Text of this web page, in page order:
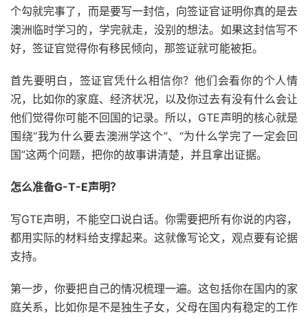
个勾就完事了，而是要写一封信，向签证官证明你真的是去
澳洲临时学习的，学完就走，没别的想法。如果这封信写不
好，签证官觉得你有移民倾向，那签证就可能被拒。
首先要明白，签证官凭什么相信你？他们会看你的个人情
况，比如你的家庭、经济状况，以及你过去有没有什么会让
他们觉得你可能不回国的记录。所以，GTE声明的核心就是
围绕“我为什么要去澳洲学这个”、“为什么学完了一定会回
国”这两个问题，把你的故事讲清楚，并且拿出证据。
怎么准备G-T-E声明？
写GTE声明，不能空口说白话。你需要把所有你说的内容，
都用实际的材料给支撑起来。这就像写论文，观点要有论据
支持。
第一步，你要把自己的情况梳理一遍。这包括你在国内的家
庭关系，比如你是不是独生子女，父母在国内有稳定的工作